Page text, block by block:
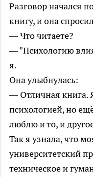
Разговор начался
книгу, и она
— Что читаете?
— "Психологию
я.
Она улыбнулась:
— Отличная книга.
психологией, но
люблю и то, и
Так я узнала, что
университетский
техническое и